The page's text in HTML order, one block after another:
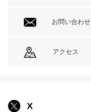
お問い合わせ
アクセス
X